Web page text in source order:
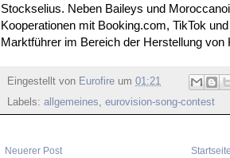
Stockselius. Neben Baileys und
Kooperationen mit Booking.com, TikTok
Marktführer im Bereich der Herstellung
Eingestellt von Eurofire um 01:21
Labels: allgemeines, eurovision-song-contest
Neuerer Post